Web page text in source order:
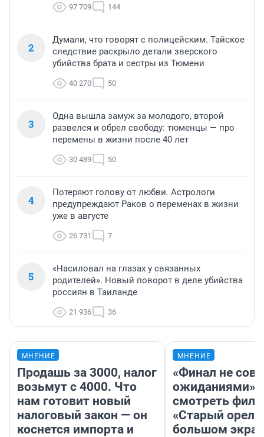
97 709 144
2
Думали, что говорят с полицейским. Тайское
следствие раскрыло детали зверского
убийства брата и сестры из Тюмени
40 270 50
3
Одна вышла замуж за молодого, второй
развелся и обрел свободу: тюменцы — про
перемены в жизни после 40 лет
30 489 50
4
Потеряют голову от любви. Астрологи
предупреждают Раков о переменах в жизни
уже в августе
26 731 7
5
«Насиловал на глазах у связанных
родителей». Новый поворот в деле убийства
россиян в Таиланде
21 936 36
МНЕНИЕ
Продашь за 3000, налог
возьмут с 4000. Что
нам готовит новый
налоговый закон — он
коснется импорта и
МНЕНИЕ
«Финал не
ожиданиями»:
смотреть
«Старый орел»
большом